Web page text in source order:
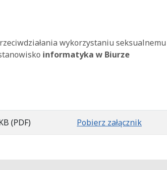
wykorzystaniu seksualnemu
informatyka w Biurze
(PDF) Pobierz załącznik